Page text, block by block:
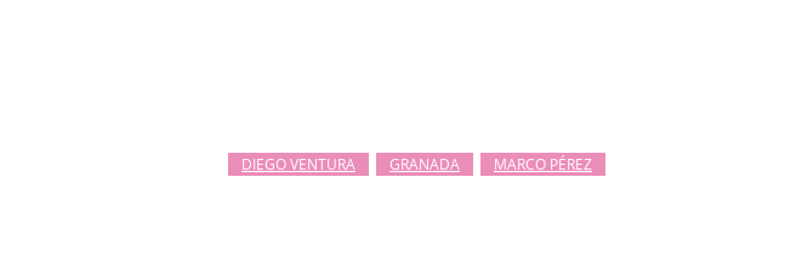
DIEGO VENTURA GRANADA MARCO PÉREZ